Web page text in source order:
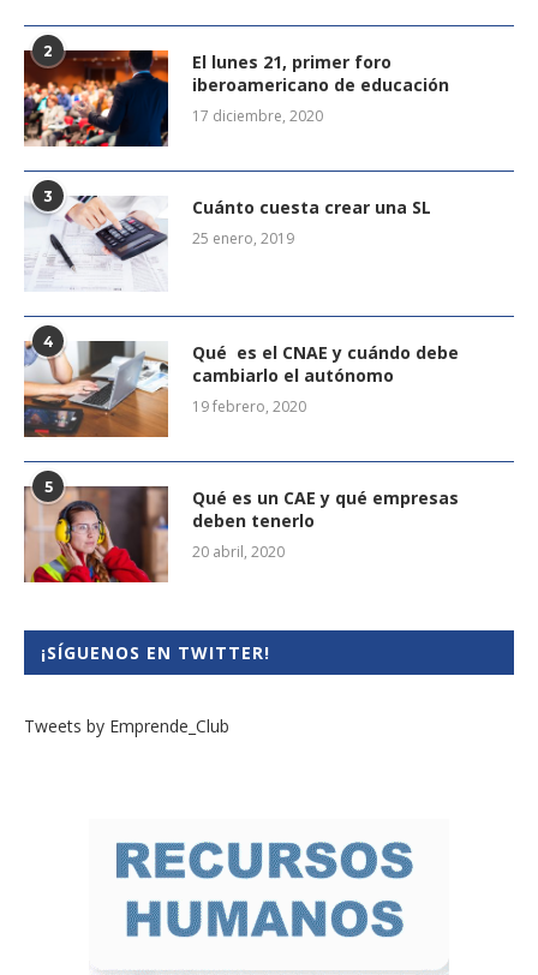
2
El lunes 21, primer foro
iberoamericano de educación
17 diciembre, 2020
3 Cuánto cuesta crear una SL
25 enero, 2019
4
Qué es el CNAE y cuándo debe
cambiarlo el autónomo
19 febrero, 2020
5
Qué es un CAE y qué empresas
deben tenerlo
20 abril, 2020
¡SÍGUENOS EN TWITTER!
Tweets by Emprende_Club